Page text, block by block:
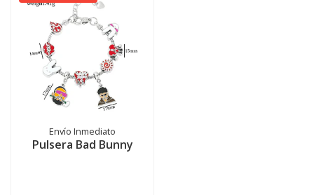
Envío Inmediato
Pulsera Bad Bunny